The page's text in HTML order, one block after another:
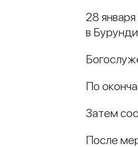
28
в
По
Затем
После